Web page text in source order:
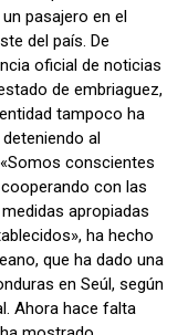
pasajero en el
del país. De
oficial de noticias
de embriaguez,
tampoco ha
al
conscientes
con las
apropiadas
ha hecho
que ha dado una
en Seúl, según
Ahora hace falta